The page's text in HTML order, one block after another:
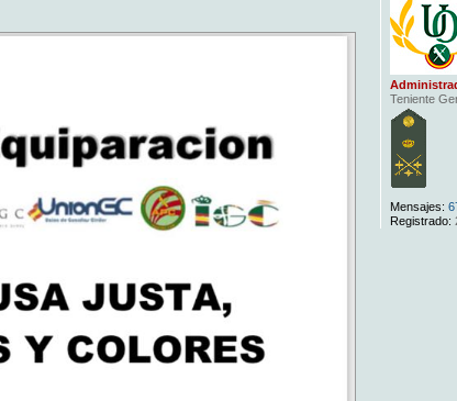
Teniente
Mensajes:
Registrado: